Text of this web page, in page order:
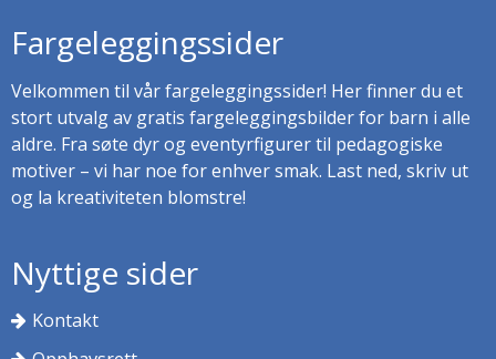
Fargeleggingssider
Velkommen til vår fargeleggingssider! Her finner du et
stort utvalg av gratis fargeleggingsbilder for barn i alle
aldre. Fra søte dyr og eventyrfigurer til pedagogiske
motiver – vi har noe for enhver smak. Last ned, skriv ut
og la kreativiteten blomstre!
Nyttige sider
Kontakt